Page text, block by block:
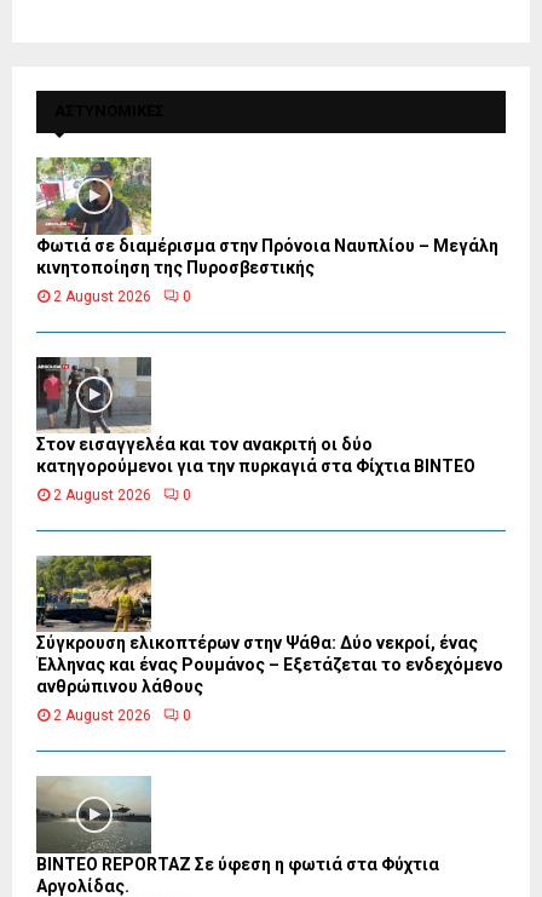
Φωτιά σε διαμέρισμα στην Πρόνοια Ναυπλίου – Μεγάλη
κινητοποίηση της Πυροσβεστικής
2 August 2026 0
Στον εισαγγελέα και τον ανακριτή οι δύο
κατηγορούμενοι για την πυρκαγιά στα Φίχτια ΒΙΝΤΕΟ
2 August 2026 0
Σύγκρουση ελικοπτέρων στην Ψάθα: Δύο νεκροί, ένας
Έλληνας και ένας Ρουμάνος – Εξετάζεται το ενδεχόμενο
ανθρώπινου λάθους
2 August 2026 0
BINTEO REPORTAZ Σε ύφεση η φωτιά στα Φύχτια
Αργολίδας.